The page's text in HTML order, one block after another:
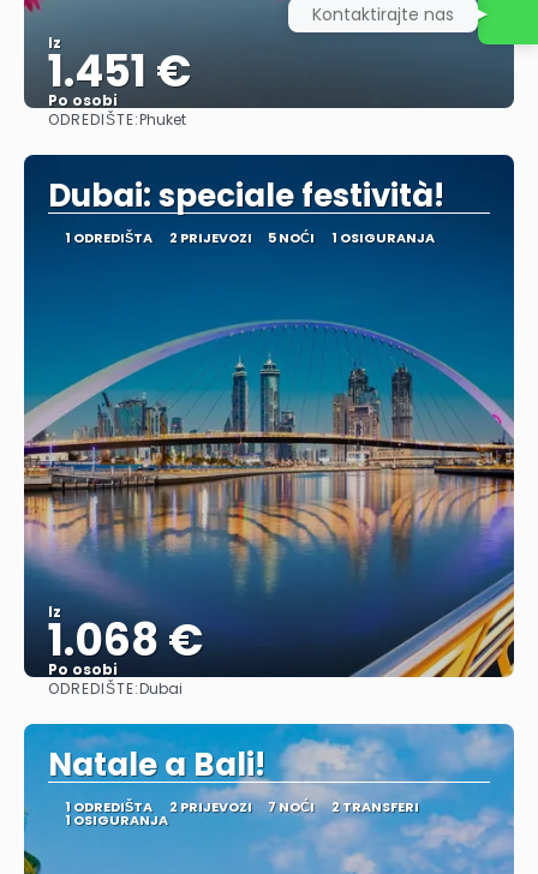
Iz
1.451 €
Po osobi
ODREDIŠTE:Phuket
Dubai: speciale festività!
1 ODREDIŠTA 2 PRIJEVOZI 5 NOĆI 1 OSIGURANJA
Iz
1.068 €
Po osobi
ODREDIŠTE:Dubai
Natale a Bali!
1 ODREDIŠTA 2 PRIJEVOZI 7 NOĆI 2 TRANSFERI
1 OSIGURANJA
Kontaktirajte nas